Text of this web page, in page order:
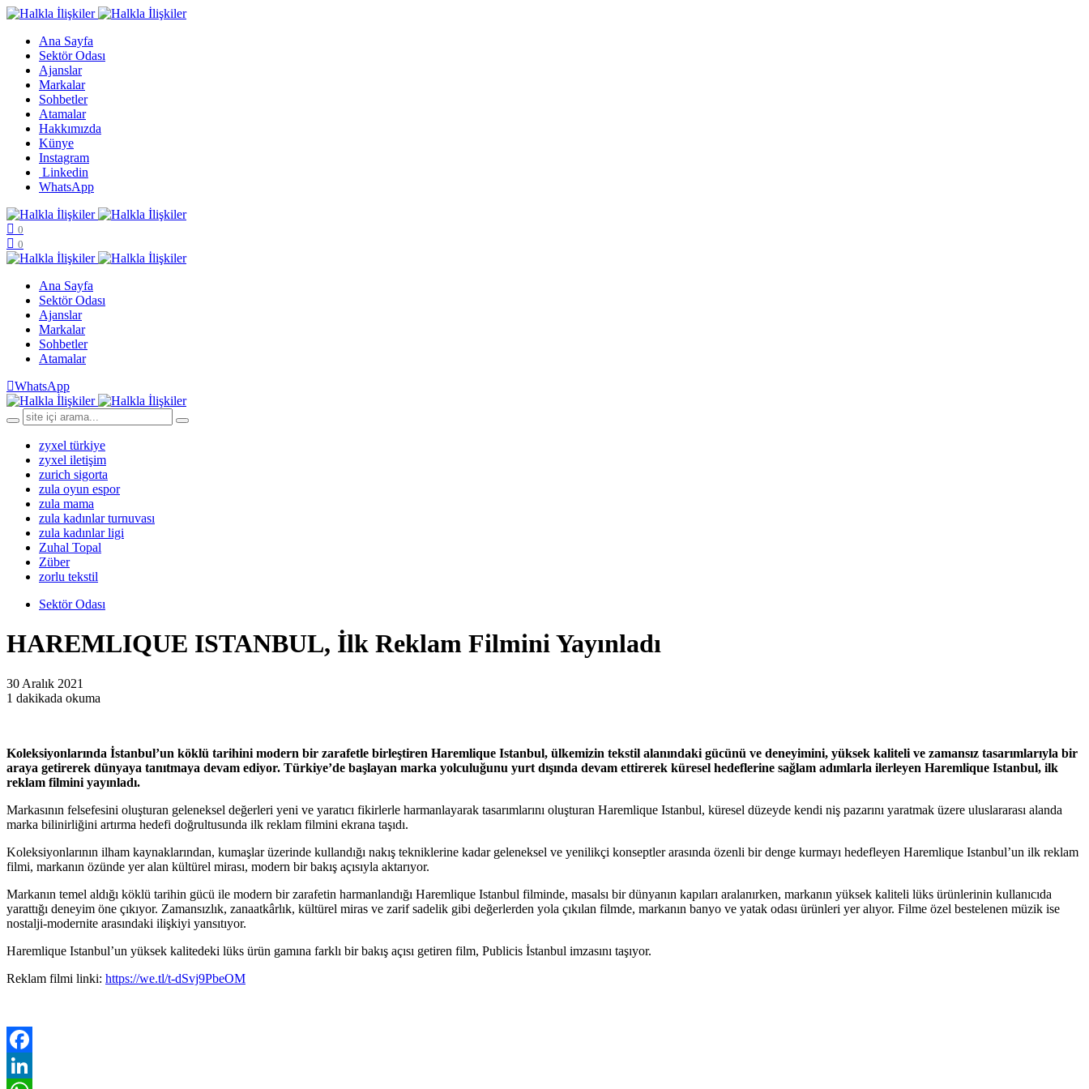
Ana Sayfa
Sektör Odası
Ajanslar
Markalar
Sohbetler
Atamalar
Hakkımızda
Künye
Instagram
Linkedin
WhatsApp
0
0
Ana Sayfa
Sektör Odası
Ajanslar
Markalar
Sohbetler
Atamalar
WhatsApp
zyxel türkiye
zyxel iletişim
zurich sigorta
zula oyun espor
zula mama
zula kadınlar turnuvası
zula kadınlar ligi
Zuhal Topal
Züber
zorlu tekstil
Sektör Odası
HAREMLIQUE ISTANBUL, İlk Reklam Filmini Yayınladı
30 Aralık 2021
1 dakikada okuma
Koleksiyonlarında İstanbul’un köklü tarihini modern bir zarafetle birleştiren Haremlique Istanbul, ülkemizin tekstil alanındaki gücünü ve deneyimini, yüksek kaliteli ve zamansız tasarımlarıyla bir
araya getirerek dünyaya tanıtmaya devam ediyor. Türkiye’de başlayan marka yolculuğunu yurt dışında devam ettirerek küresel hedeflerine sağlam adımlarla ilerleyen Haremlique Istanbul, ilk
reklam filmini yayınladı.
Markasının felsefesini oluşturan geleneksel değerleri yeni ve yaratıcı fikirlerle harmanlayarak tasarımlarını oluşturan Haremlique Istanbul, küresel düzeyde kendi niş pazarını yaratmak üzere uluslararası alanda
marka bilinirliğini artırma hedefi doğrultusunda ilk reklam filmini ekrana taşıdı.
Koleksiyonlarının ilham kaynaklarından, kumaşlar üzerinde kullandığı nakış tekniklerine kadar geleneksel ve yenilikçi konseptler arasında özenli bir denge kurmayı hedefleyen Haremlique Istanbul’un ilk reklam
filmi, markanın özünde yer alan kültürel mirası, modern bir bakış açısıyla aktarıyor.
Markanın temel aldığı köklü tarihin gücü ile modern bir zarafetin harmanlandığı Haremlique Istanbul filminde, masalsı bir dünyanın kapıları aralanırken, markanın yüksek kaliteli lüks ürünlerinin kullanıcıda
yarattığı deneyim öne çıkıyor. Zamansızlık, zanaatkârlık, kültürel miras ve zarif sadelik gibi değerlerden yola çıkılan filmde, markanın banyo ve yatak odası ürünleri yer alıyor. Filme özel bestelenen müzik ise
nostalji-modernite arasındaki ilişkiyi yansıtıyor.
Haremlique Istanbul’un yüksek kalitedeki lüks ürün gamına farklı bir bakış açısı getiren film, Publicis İstanbul imzasını taşıyor.
Reklam filmi linki: https://we.tl/t-dSvj9PbeOM
Facebook